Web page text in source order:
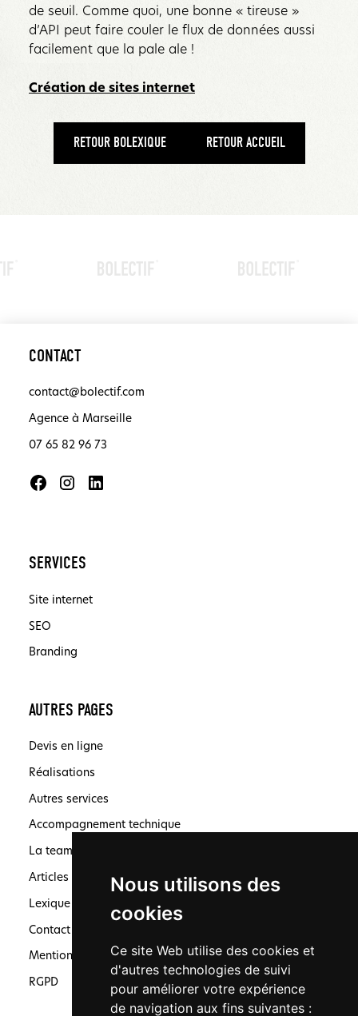
Nous utilisons des
cookies
Ce site Web utilise des cookies et
d'autres technologies de suivi
pour améliorer votre expérience
de navigation aux fins suivantes :
de seuil. Comme quoi, une bonne « tireuse »
d’API peut faire couler le flux de données aussi
facilement que la pale ale !
Création de sites internet
RETOUR BOLEXIQUE RETOUR ACCUEIL
CONTACT
contact@bolectif.com
Agence à Marseille
07 65 82 96 73
SERVICES
Site internet
SEO
Branding
AUTRES PAGES
Devis en ligne
Réalisations
Autres services
Accompagnement technique
La team
Articles
Lexique
Contact
Mentions légales
RGPD